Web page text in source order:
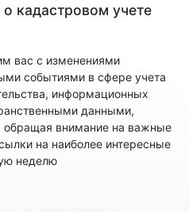
кадастровом учете
вас с изменениями
событиями в сфере учета
информационных
данными,
обращая внимание на важные
на наиболее интересные
неделю